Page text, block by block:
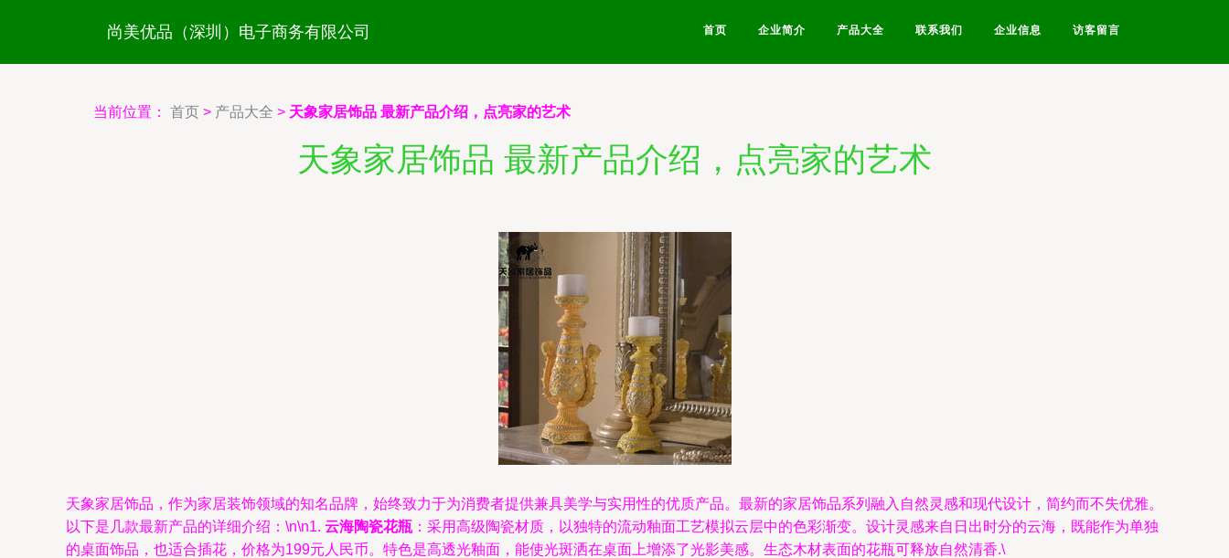
尚美优品（深圳）电子商务有限公司 首页 企业简介 产品大全 联系我们 企业信息 访客留言
当前位置： 首页 > 产品大全 > 天象家居饰品 最新产品介绍，点亮家的艺术
天象家居饰品 最新产品介绍，点亮家的艺术
天象家居饰品，作为家居装饰领域的知名品牌，始终致力于为消费者提供兼具美学与实用性的优质产品。最新的家居饰品系列融入自然灵感和现代设计，简约而不失优雅。
以下是几款最新产品的详细介绍：\n\n1. 云海陶瓷花瓶 ：采用高级陶瓷材质，以独特的流动釉面工艺模拟云层中的色彩渐变。设计灵感来自日出时分的云海，既能作为单独
的桌面饰品，也适合插花，价格为199元人民币。特色是高透光釉面，能使光斑洒在桌面上增添了光影美感。生态木材表面的花瓶可释放自然清香.\